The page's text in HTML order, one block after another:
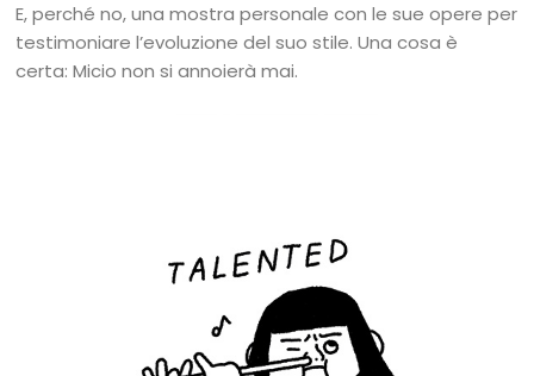
E, perché no, una mostra personale con le sue opere per
testimoniare l’evoluzione del suo stile. Una cosa è
certa: Micio non si annoierà mai.